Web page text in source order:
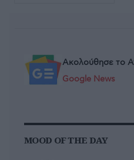
Ακολούθησε το
Google News
MOOD OF THE DAY